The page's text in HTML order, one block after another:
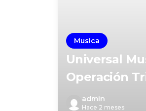
Musica
Universal
Operación
admin
Hace 2 meses